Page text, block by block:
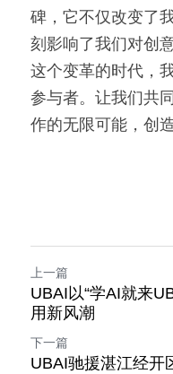
碑，它不仅改变了
刻影响了我们对创
这个变革的时代，
参与者。让我们共
作的无限可能，创
上一篇
UBAI以“学AI就来
用新风潮
下一篇
UBAI驰援湛江经开